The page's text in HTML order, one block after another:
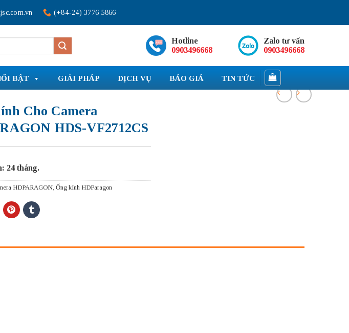
(+84-24) 3776 5866
Hotline
0903496668
Zalo tư vấn
0903496668
BẬT GIẢI PHÁP DỊCH VỤ BÁO GIÁ TIN TỨC
Cho Camera
HDS-VF2712CS
24 tháng.
HDPARAGON, Ống kính HDParagon